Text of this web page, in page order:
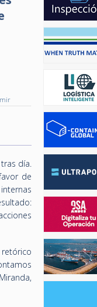
día.
de